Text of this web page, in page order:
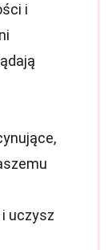
i
uczysz